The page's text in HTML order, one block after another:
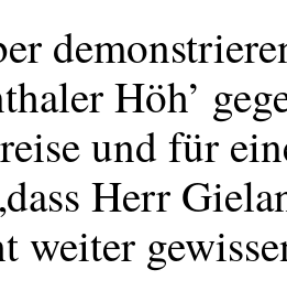
Höh’
und für
Herr
weiter